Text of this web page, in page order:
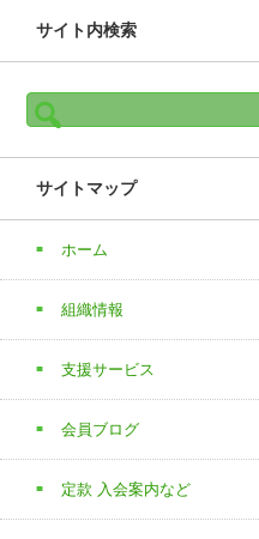
サイト内検索
検
索:
サイトマップ
ホーム
組織情報
支援サービス
会員ブログ
定款 入会案内など